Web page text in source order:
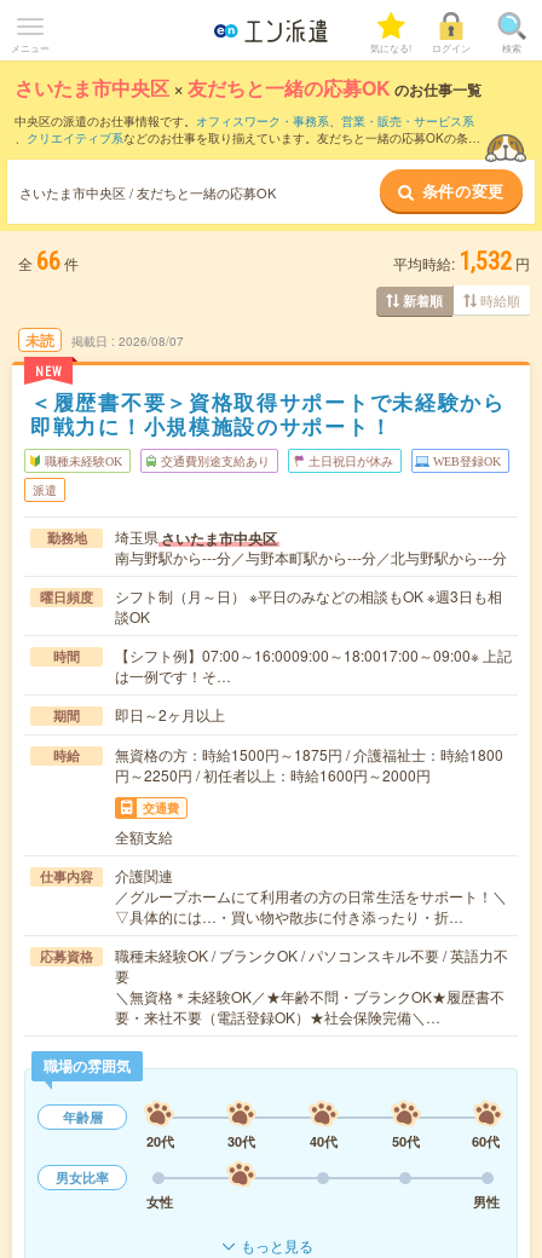
メニュー 気になる! ログイン 検索
さいたま市中央区 ×友だちと一緒の応募OK のお仕事一覧
中央区の派遣のお仕事情報です。 オフィスワーク・事務系、 営業・販売・サービス系
、 クリエイティブ系などのお仕事を取り揃えています。友だちと一緒の応募OKの条件
さいたま市中央区 / 友だちと一緒の応募OK 条件の変更
全 66件 平均時給: 1,532 円
新着順 時給順
未読
NEW
掲載日 2026/08/07
＜履歴書不要＞資格取得サポートで未経験から
即戦力に！小規模施設のサポート！
職種未経験OK 交通費別途支給あり 土日祝日が休み WEB登録OK
派遣
勤務地 埼玉県さいたま市中央区
南与野駅から---分／与野本町駅から---分／北与野駅から---分
曜日頻度
シフト制（月～日） ※平日のみなどの相談もOK ※週3日も相
談OK
時間
【シフト例】07:00～16:0009:00～18:0017:00～09:00※ 上記
は一例です！そ…
期間 即日～2ヶ月以上
時給
無資格の方：時給1500円～1875円 / 介護福祉士：時給1800
円～2250円 / 初任者以上：時給1600円～2000円
交通費
全額支給
仕事内容
介護関連
／グループホームにて利用者の方の日常生活をサポート！＼
▽具体的には…・買い物や散歩に付き添ったり・折…
応募資格
職種未経験OK / ブランクOK / パソコンスキル不要 / 英語力不
要
＼無資格＊未経験OK／★年齢不問・ブランクOK★履歴書不
要・来社不要（電話登録OK）★社会保険完備＼…
職場の雰囲気
年齢層
20代
30代 40代 50代
60代
男女比率
女性
男性
もっと見る